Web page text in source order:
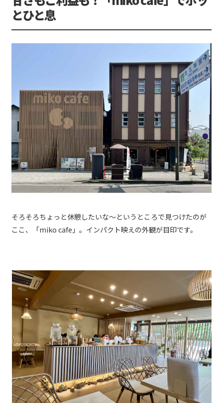
とひと息
そろそろちょっと休憩したいな〜というところで見つけたのが
ここ、「miko cafe」。インパクト映えの外観が目印です。